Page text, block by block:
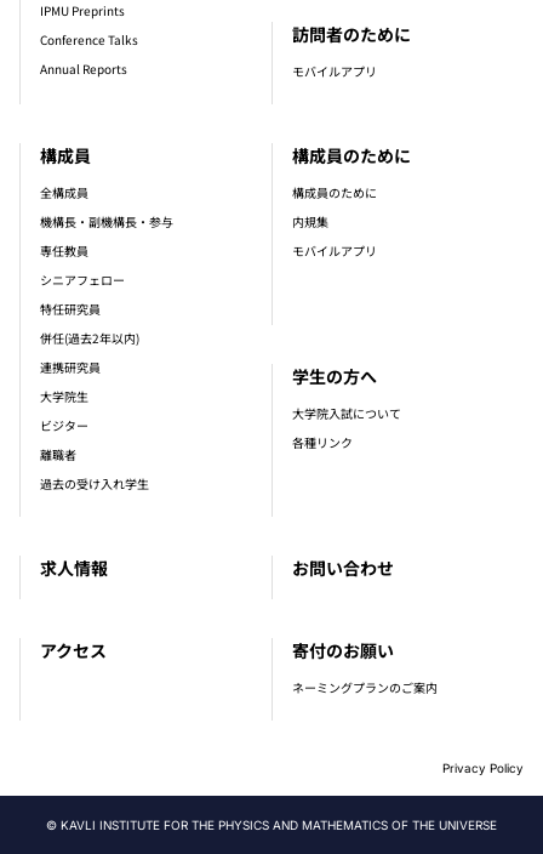
構成員
全構成員
機構長・副機構長・参与
専任教員
シニアフェロー
特任研究員
併任(過去2年以内)
連携研究員
大学院生
ビジター
離職者
過去の受け入れ学生
IPMU Preprints
Conference Talks
Annual Reports
求人情報
訪問者のために
モバイルアプリ
構成員のために
構成員のために
内規集
モバイルアプリ
学生の方へ
大学院入試について
各種リンク
アクセス
お問い合わせ
寄付のお願い
ネーミングプランのご案内
Privacy Policy
© KAVLI INSTITUTE FOR THE PHYSICS AND MATHEMATICS OF THE UNIVERSE